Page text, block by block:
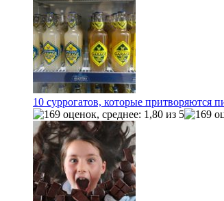
10 суррогатов, которые